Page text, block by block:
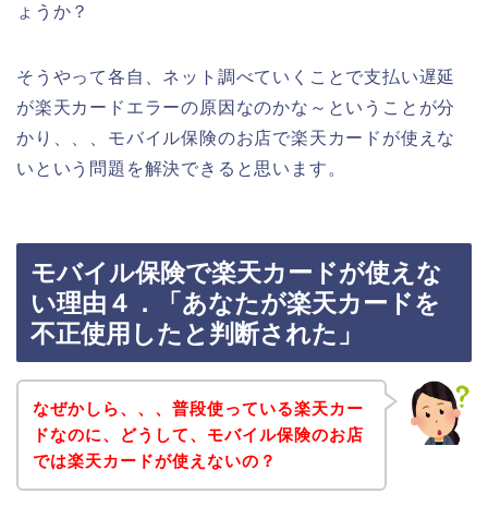
ょうか？
そうやって各自、ネット調べていくことで支払い遅延
が楽天カードエラーの原因なのかな～ということが分
かり、、、モバイル保険のお店で楽天カードが使えな
いという問題を解決できると思います。
モバイル保険で楽天カードが使えな
い理由４．「あなたが楽天カードを
不正使用したと判断された」
なぜかしら、、、普段使っている楽天カー
ドなのに、どうして、モバイル保険のお店
では楽天カードが使えないの？